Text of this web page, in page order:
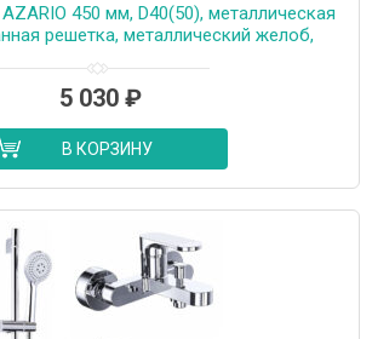
450 мм, D40(50), металлическая
решетка, металлический желоб,
5 030 ₽
В КОРЗИНУ